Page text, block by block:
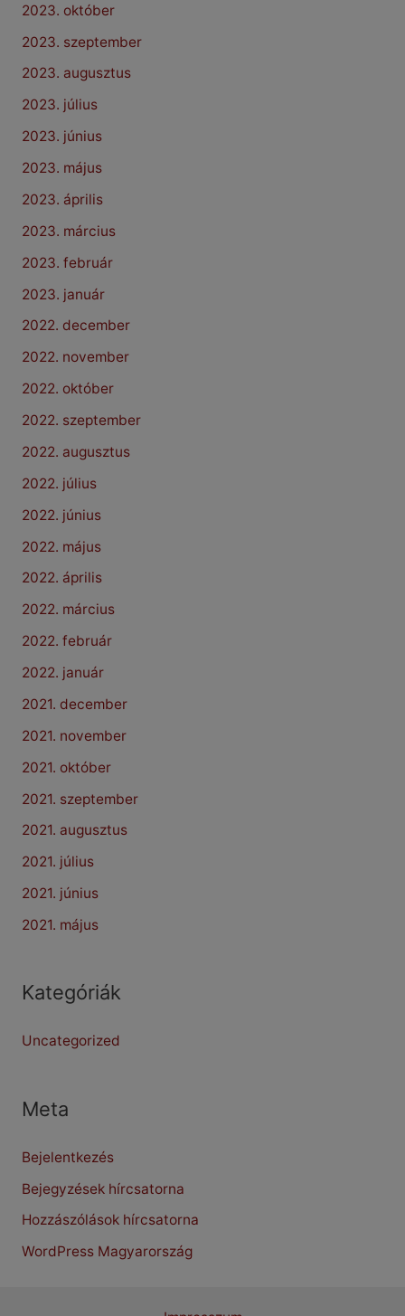
2023. október
2023. szeptember
2023. augusztus
2023. július
2023. június
2023. május
2023. április
2023. március
2023. február
2023. január
2022. december
2022. november
2022. október
2022. szeptember
2022. augusztus
2022. július
2022. június
2022. május
2022. április
2022. március
2022. február
2022. január
2021. december
2021. november
2021. október
2021. szeptember
2021. augusztus
2021. július
2021. június
2021. május
Kategóriák
Uncategorized
Meta
Bejelentkezés
Bejegyzések hírcsatorna
Hozzászólások hírcsatorna
WordPress Magyarország